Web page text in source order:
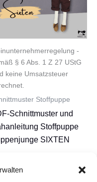
-
§ 6 Abs. 1 Z 27 UStG
keine Umsatzsteuer
Stoffpuppe
Schnittmuster und
Stoffpuppe
SIXTEN